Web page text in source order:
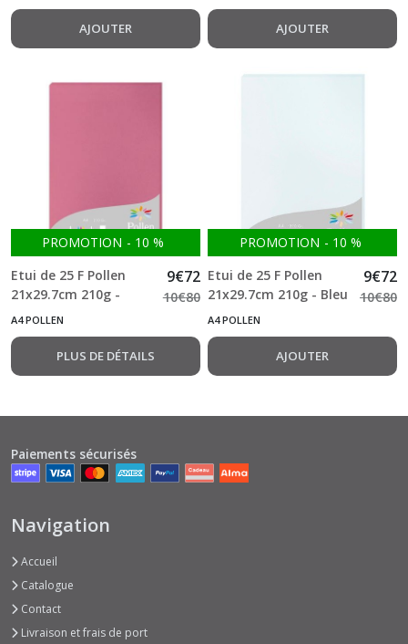
AJOUTER AJOUTER
PROMOTION - 10 %
Etui de 25 F Pollen
21x29.7cm 210g -
Hortensia
9€72
10€80
A4 POLLEN
PLUS DE DÉTAILS
PROMOTION - 10 %
Etui de 25 F Pollen
21x29.7cm 210g - Bleu
9€72
10€80
A4 POLLEN
AJOUTER
Paiements sécurisés
Navigation
Accueil
Catalogue
Contact
Livraison et frais de port